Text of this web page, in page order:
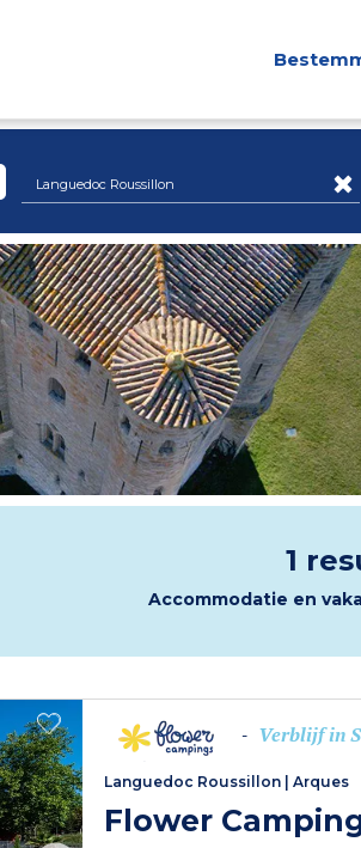
Languedoc Roussillon
1
Accommodatie en
- Verblijf in
Languedoc Roussillon |Arques
Flower